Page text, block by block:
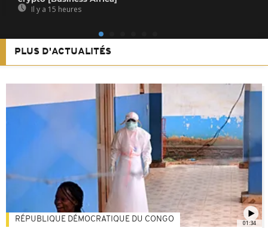
Il y a 15 heures
PLUS D'ACTUALITÉS
01:34
RÉPUBLIQUE DÉMOCRATIQUE DU CONGO